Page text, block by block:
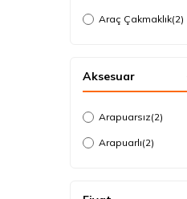
Araç Çakmaklık(2)
Aksesuar
Arapuarsız(2)
Arapuarlı(2)